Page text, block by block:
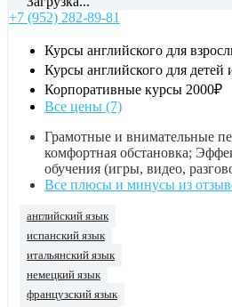
+7 (952) 282-89-81
Курсы английского для
Курсы английского для детей
Корпоративные курсы 2000₽
Все цены (7)
Грамотные и внимательные
комфортная обстановка;
обучения (игры, видео,
Все плюсы и минусы из
английский язык
испанский язык
итальянский язык
немецкий язык
французский язык